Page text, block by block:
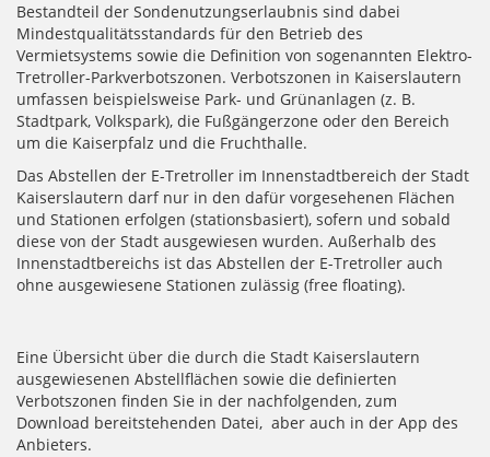
Bestandteil der Sondenutzungserlaubnis sind dabei
Mindestqualitätsstandards für den Betrieb des
Vermietsystems sowie die Definition von sogenannten Elektro-
Tretroller-Parkverbotszonen. Verbotszonen in Kaiserslautern
umfassen beispielsweise Park- und Grünanlagen (z. B.
Stadtpark, Volkspark), die Fußgängerzone oder den Bereich
um die Kaiserpfalz und die Fruchthalle.
Das Abstellen der E-Tretroller im Innenstadtbereich der Stadt
Kaiserslautern darf nur in den dafür vorgesehenen Flächen
und Stationen erfolgen (stationsbasiert), sofern und sobald
diese von der Stadt ausgewiesen wurden. Außerhalb des
Innenstadtbereichs ist das Abstellen der E-Tretroller auch
ohne ausgewiesene Stationen zulässig (free floating).
Eine Übersicht über die durch die Stadt Kaiserslautern
ausgewiesenen Abstellflächen sowie die definierten
Verbotszonen finden Sie in der nachfolgenden, zum
Download bereitstehenden Datei, aber auch in der App des
Anbieters.